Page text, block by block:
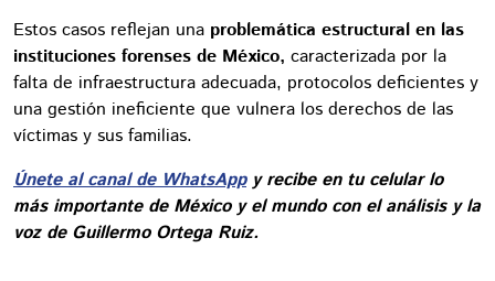
Estos casos reflejan una problemática estructural en las
instituciones forenses de México, caracterizada por la
falta de infraestructura adecuada, protocolos deficientes y
una gestión ineficiente que vulnera los derechos de las
víctimas y sus familias.
Únete al canal de WhatsAppy recibe en tu celular lo
más importante de México y el mundo con el análisis y la
voz de Guillermo Ortega Ruiz.